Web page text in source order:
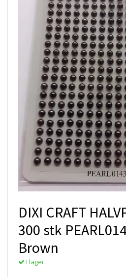
DIXI CRAFT
300 stk
Brown
I lager.